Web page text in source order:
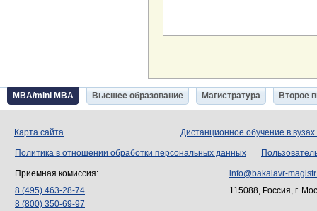
MBA/mini MBA Высшее образование Магистратура Второе
Карта сайта Дистанционное обучение в
Политика в отношении обработки персональных данных
Приемная комиссия:
8 (495) 463-28-74
8 (800) 350-69-97
info@bakalavr-
115088, Россия, г.